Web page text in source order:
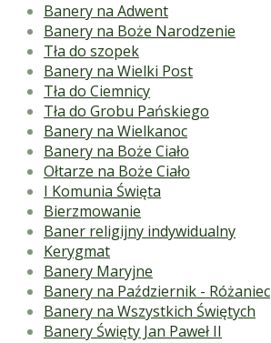
Banery na Adwent
Banery na Boże Narodzenie
Tła do szopek
Banery na Wielki Post
Tła do Ciemnicy
Tła do Grobu Pańskiego
Banery na Wielkanoc
Banery na Boże Ciało
Ołtarze na Boże Ciało
I Komunia Święta
Bierzmowanie
Baner religijny indywidualny
Kerygmat
Banery Maryjne
Banery na Październik - Różaniec
Banery na Wszystkich Świętych
Banery Święty Jan Paweł II